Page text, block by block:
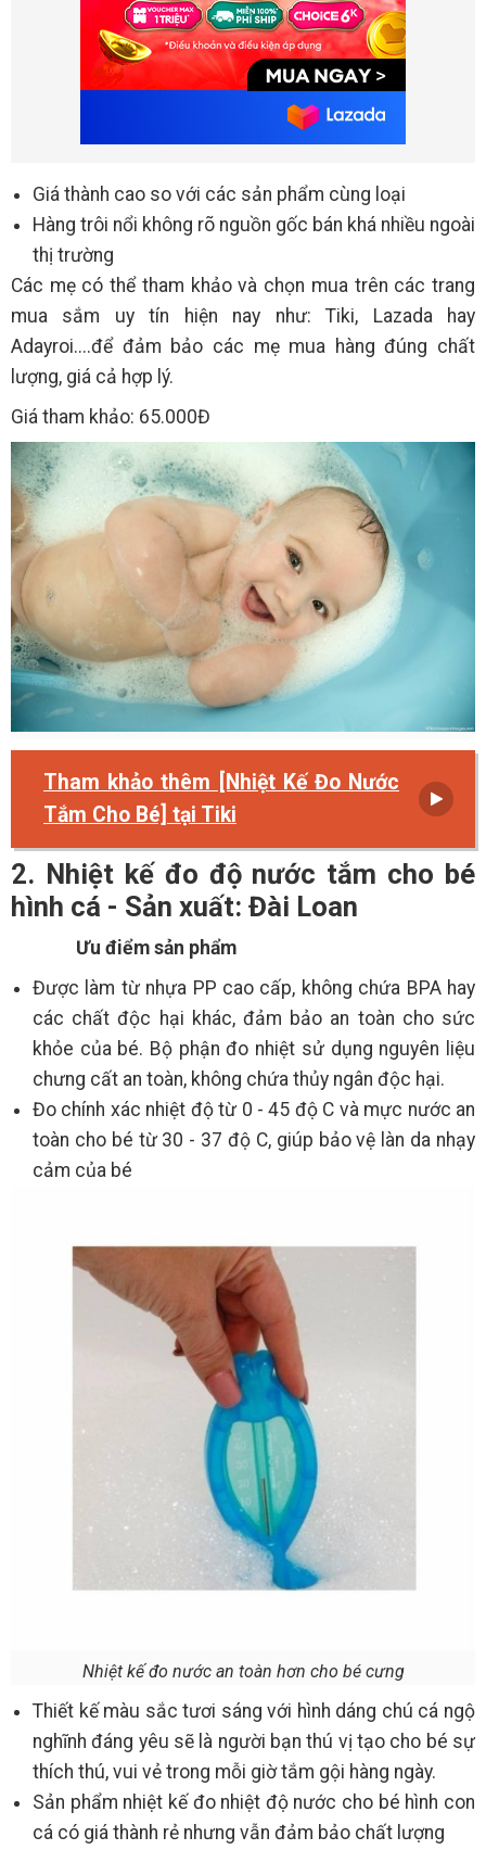
Giá thành cao so với các sản phẩm cùng loại
Hàng trôi nổi không rõ nguồn gốc bán khá nhiều ngoài
thị trường
Các mẹ có thể tham khảo và chọn mua trên các trang
mua sắm uy tín hiện nay như: Tiki, Lazada hay
Adayroi....để đảm bảo các mẹ mua hàng đúng chất
lượng, giá cả hợp lý.
Giá tham khảo: 65.000Đ
Tham khảo thêm [Nhiệt Kế Đo Nước
Tắm Cho Bé] tại Tiki
2. Nhiệt kế đo độ nước tắm cho bé
hình cá - Sản xuất: Đài Loan
Ưu điểm sản phẩm
Được làm từ nhựa PP cao cấp, không chứa BPA hay
các chất độc hại khác, đảm bảo an toàn cho sức
khỏe của bé. Bộ phận đo nhiệt sử dụng nguyên liệu
chưng cất an toàn, không chứa thủy ngân độc hại.
Đo chính xác nhiệt độ từ 0 - 45 độ C và mực nước an
toàn cho bé từ 30 - 37 độ C, giúp bảo vệ làn da nhạy
cảm của bé
Nhiệt kế đo nước an toàn hơn cho bé cưng
Thiết kế màu sắc tươi sáng với hình dáng chú cá ngộ
nghĩnh đáng yêu sẽ là người bạn thú vị tạo cho bé sự
thích thú, vui vẻ trong mỗi giờ tắm gội hàng ngày.
Sản phẩm ​nhiệt kế đo nhiệt độ nước cho bé hình con
cá có giá thành rẻ nhưng vẫn đảm bảo chất lượng